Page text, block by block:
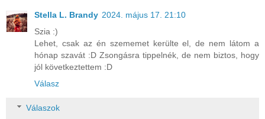
Stella L. Brandy 2024. május 17. 21:10
Szia :)
Lehet, csak az én szememet kerülte el, de nem látom a
hónap szavát :D Zsongásra tippelnék, de nem biztos, hogy
jól következtettem :D
Válasz
Válaszok